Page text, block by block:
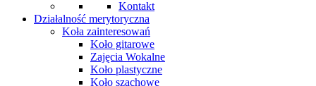
Kontakt
Działalność merytoryczna
Koła zainteresowań
Koło gitarowe
Zajęcia Wokalne
Koło plastyczne
Koło szachowe